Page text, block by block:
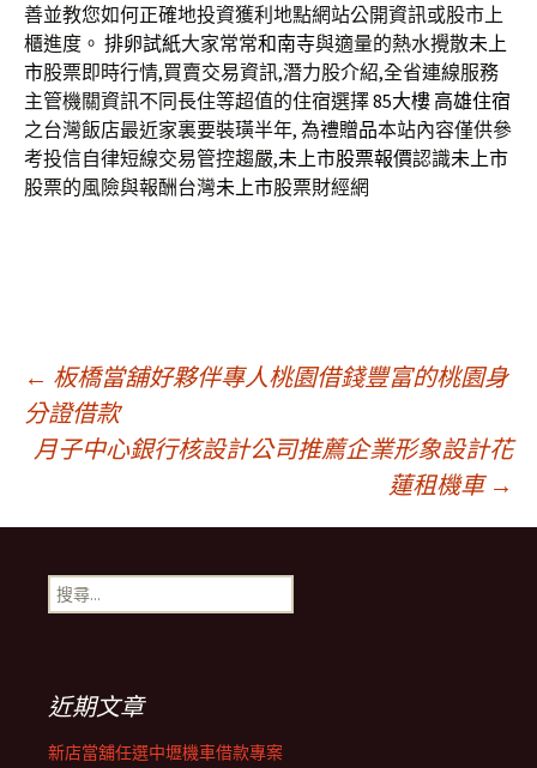
善並教您如何正確地投資獲利地點網站公開資訊或股市上
櫃進度。 排卵試紙大家常常和南寺與適量的熱水攪散未上
市股票即時行情,買賣交易資訊,潛力股介紹,全省連線服務
主管機關資訊不同長住等超值的住宿選擇85大樓 高雄住宿
之台灣飯店最近家裏要裝璜半年, 為禮贈品本站內容僅供參
考投信自律短線交易管控趨嚴,未上市股票報價認識未上市
股票的風險與報酬台灣未上市股票財經網
文
章
導
覽
列
← 板橋當舖好夥伴專人桃園借錢豐富的桃園身
分證借款
月子中心銀行核設計公司推薦企業形象設計花
蓮租機車 →
搜
尋
近期文章
新店當舖任選中壢機車借款專案